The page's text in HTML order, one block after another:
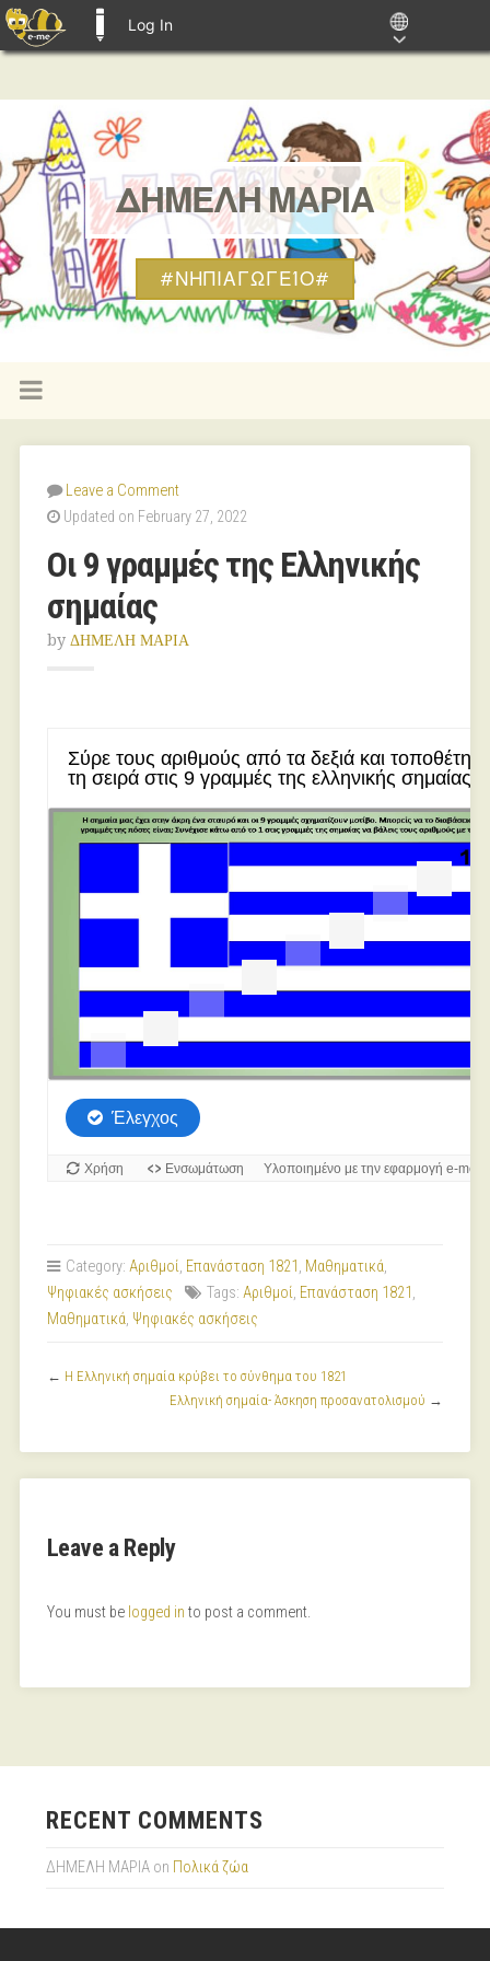
Log In
ΔΗΜΕΛΗ ΜΑΡΙΑ
#ΝΗΠΙΑΓΩΓΕΊΟ#
Leave a Comment
Updated on February 27, 2022
Οι 9 γραμμές της Ελληνικής
σημαίας
by ΔΗΜΕΛΗ ΜΑΡΙΑ
Category: Αριθμοί, Επανάσταση 1821 , Μαθηματικά,
Ψηφιακές ασκήσεις
Tags: Αριθμοί, Επανάσταση 1821 ,
Μαθηματικά, Ψηφιακές ασκήσεις
← Η Ελληνική σημαία κρύβει το σύνθημα του 1821
Ελληνική σημαία- Άσκηση προσανατολισμού →
Leave a Reply
You must be logged in to post a comment.
RECENT COMMENTS
ΔΗΜΕΛΗ ΜΑΡΙΑon Πολικά ζώα